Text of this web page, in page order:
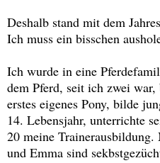
Deshalb stand mit dem
Ich muss ein bisschen
Ich wurde in eine
dem Pferd, seit ich zwei
erstes eigenes Pony, bilde
14. Lebensjahr, unterrichte
20 meine
und Emma sind